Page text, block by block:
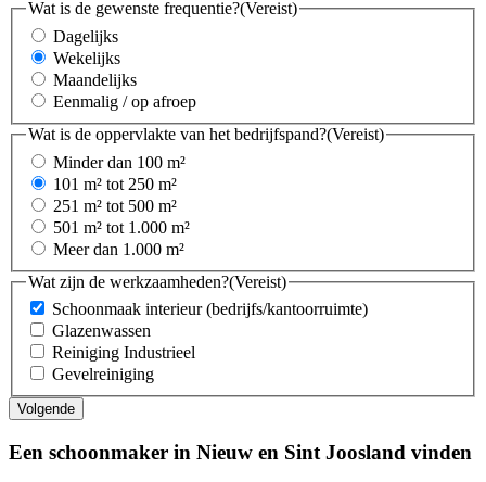
Wat is de gewenste frequentie?(Vereist)
Dagelijks
Wekelijks
Maandelijks
Eenmalig / op afroep
Wat is de oppervlakte van het bedrijfspand?(Vereist)
Minder dan 100 m²
101 m² tot 250 m²
251 m² tot 500 m²
501 m² tot 1.000 m²
Meer dan 1.000 m²
Wat zijn de werkzaamheden?(Vereist)
Schoonmaak interieur (bedrijfs/kantoorruimte)
Glazenwassen
Reiniging Industrieel
Gevelreiniging
Een schoonmaker in Nieuw en Sint Joosland vinden